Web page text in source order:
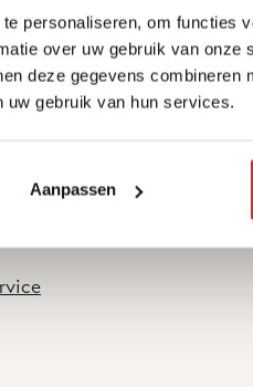
personaliseren, om functies
over uw gebruik van onze
deze gegevens combineren
gebruik van hun services.
Aanpassen